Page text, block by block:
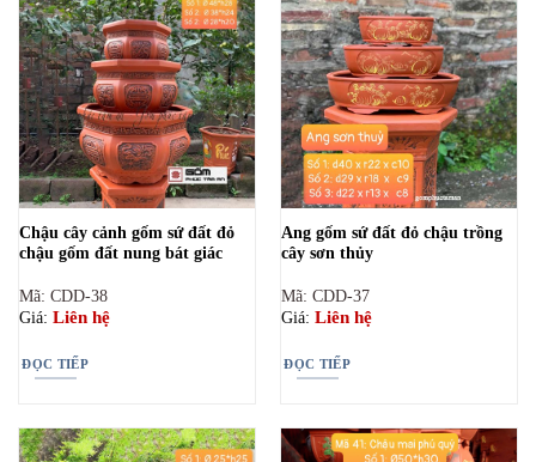
có
nhiều
biến
thể.
Các
tùy
chọn
có
thể
được
chọn
trên
trang
phẩm
Chậu cây cảnh gốm sứ đất đỏ
chậu gốm đất nung bát giác
Mã: CDD-38
Giá: Liên hệ
ĐỌC TIẾP
Ang gốm sứ đất đỏ chậu trồng
cây sơn thủy
Mã: CDD-37
Giá: Liên hệ
ĐỌC TIẾP